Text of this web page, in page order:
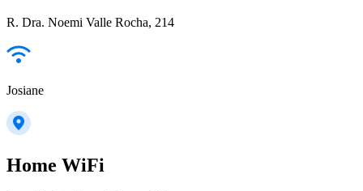
R. Dra. Noemi Valle Rocha, 214
Josiane
Home WiFi